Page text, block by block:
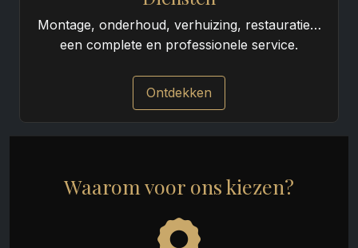
Montage, onderhoud, verhuizing, restauratie…
een complete en professionele service.
Ontdekken
Waarom voor ons kiezen?